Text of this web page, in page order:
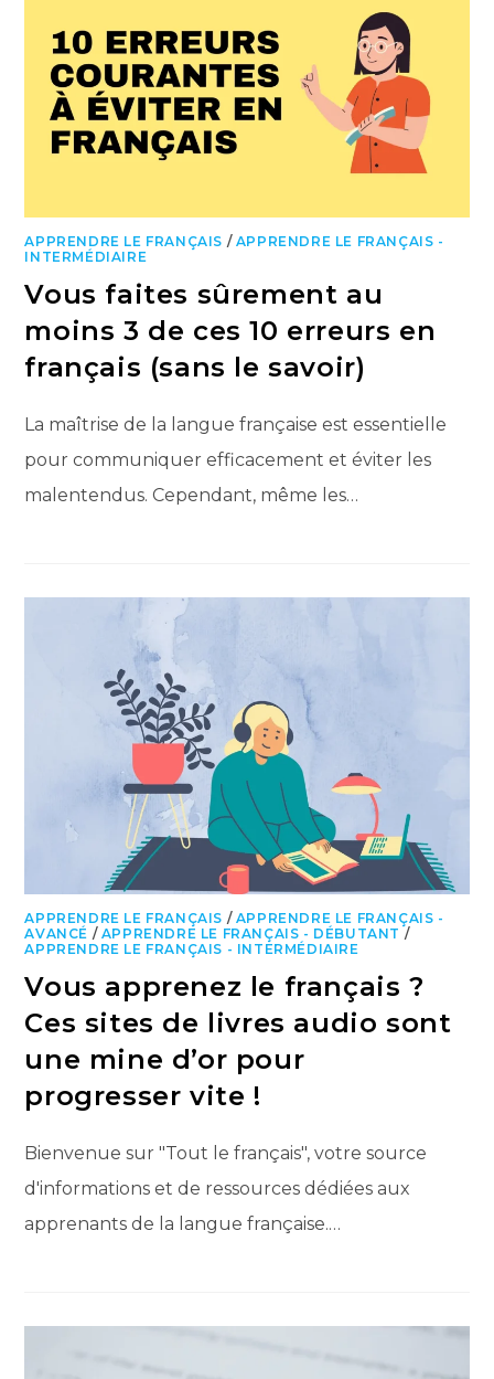
APPRENDRE LE FRANÇAIS / APPRENDRE LE FRANÇAIS -
INTERMÉDIAIRE
Vous faites sûrement au
moins 3 de ces 10 erreurs en
français (sans le savoir)
La maîtrise de la langue française est essentielle
pour communiquer efficacement et éviter les
malentendus. Cependant, même les…
APPRENDRE LE FRANÇAIS / APPRENDRE LE FRANÇAIS -
AVANCÉ / APPRENDRE LE FRANÇAIS - DÉBUTANT /
APPRENDRE LE FRANÇAIS - INTERMÉDIAIRE
Vous apprenez le français ?
Ces sites de livres audio sont
une mine d’or pour
progresser vite !
Bienvenue sur "Tout le français", votre source
d'informations et de ressources dédiées aux
apprenants de la langue française.…